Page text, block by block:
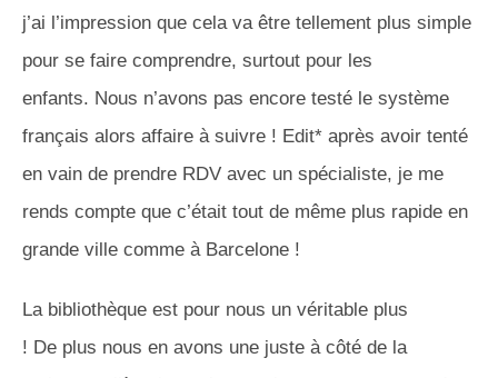
j’ai l’impression que cela va être tellement plus simple
pour se faire comprendre, surtout pour les
enfants. Nous n’avons pas encore testé le système
français alors affaire à suivre ! Edit* après avoir tenté
en vain de prendre RDV avec un spécialiste, je me
rends compte que c’était tout de même plus rapide en
grande ville comme à Barcelone !
La bibliothèque est pour nous un véritable plus
! De plus nous en avons une juste à côté de la